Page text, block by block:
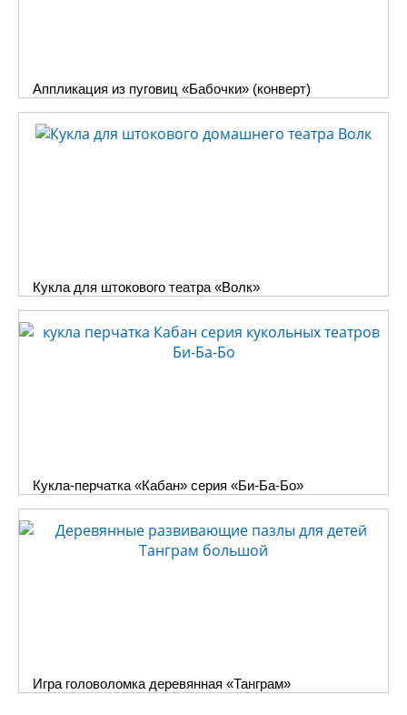
Аппликация из пуговиц «Бабочки» (конверт)
Кукла для штокового театра «Волк»
Кукла-перчатка «Кабан» серия «Би-Ба-Бо»
Игра головоломка деревянная «Танграм»